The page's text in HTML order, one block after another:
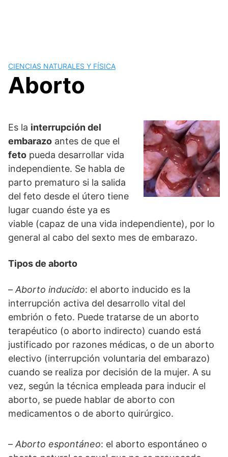
CIENCIAS NATURALES Y FÍSICA
Aborto
Es la interrupción del
embarazo antes de que el
feto pueda desarrollar vida
independiente. Se habla de
parto prematuro si la salida
del feto desde el útero tiene
lugar cuando éste ya es
viable (capaz de una vida independiente), por lo
general al cabo del sexto mes de embarazo.
Tipos de aborto
– Aborto inducido: el aborto inducido es la
interrupción activa del desarrollo vital del
embrión o feto. Puede tratarse de un aborto
terapéutico (o aborto indirecto) cuando está
justificado por razones médicas, o de un aborto
electivo (interrupción voluntaria del embarazo)
cuando se realiza por decisión de la mujer. A su
vez, según la técnica empleada para inducir el
aborto, se puede hablar de aborto con
medicamentos o de aborto quirúrgico.
– Aborto espontáneo: el aborto espontáneo o